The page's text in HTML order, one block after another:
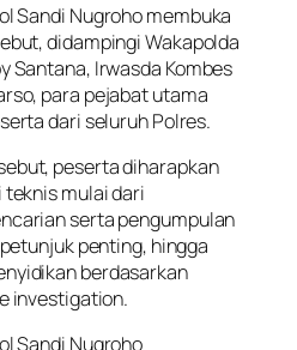
Sandi Nugroho membuka
didampingi Wakapolda
Santana, Irwasda Kombes
para pejabat utama
dari seluruh Polres.
peserta diharapkan
mulai dari
serta pengumpulan
penting, hingga
berdasarkan
investigation.
Sandi Nugroho